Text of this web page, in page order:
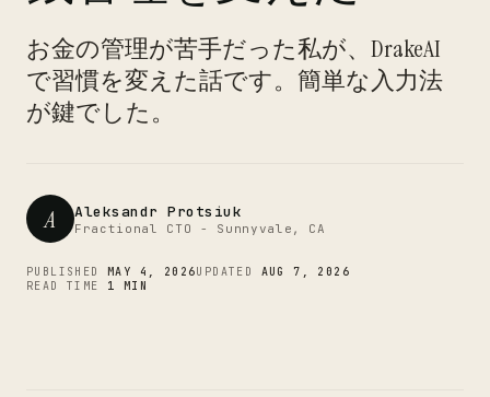
お金の管理が苦手だった私が、DrakeAI
で習慣を変えた話です。簡単な入力法
が鍵でした。
A Aleksandr Protsiuk
Fractional CTO - Sunnyvale, CA
PUBLISHED MAY 4, 2026UPDATED AUG 7, 2026
READ TIME 1 MIN